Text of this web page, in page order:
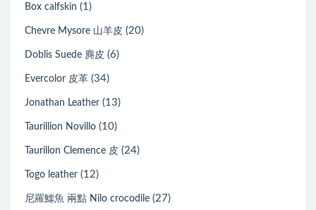
Box calfskin (1)
Chevre Mysore 山羊皮 (20)
Doblis Suede 麂皮 (6)
Evercolor 皮革 (34)
Jonathan Leather (13)
Taurillion Novillo (10)
Taurillon Clemence 皮 (24)
Togo leather (12)
尼羅鱷魚 兩點 Nilo crocodile (27)